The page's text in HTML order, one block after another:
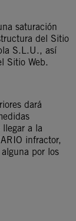
saturación
del Sitio
S.L.U., así
Sitio Web.
dará
a la
infractor,
por los